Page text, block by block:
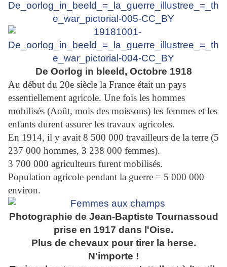
De Oorlog in bleeld, Octobre 1918
Au début du 20e siècle la France était un pays
essentiellement agricole. Une fois les hommes
mobilisés (Août, mois des moissons) les femmes et les
enfants durent assurer les travaux agricoles.
En 1914, il y avait 8 500 000 travailleurs de la terre (5
237 000 hommes, 3 238 000 femmes).
3 700 000 agriculteurs furent mobilisés.
Population agricole pendant la guerre = 5 000 000
environ.
Photographie de Jean-Baptiste Tournassoud
prise en 1917 dans l'Oise.
Plus de chevaux pour tirer la herse.
N'importe !